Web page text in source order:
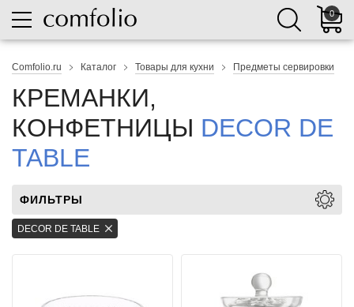
0
Comfolio.ru Каталог Товары для кухни Предметы сервировки
КРЕМАНКИ,
КОНФЕТНИЦЫ DECOR DE
TABLE
ФИЛЬТРЫ
DECOR DE TABLE